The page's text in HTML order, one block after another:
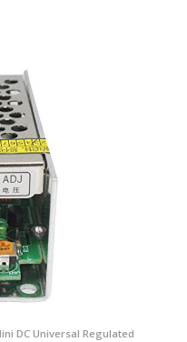
DC Universal Regulated